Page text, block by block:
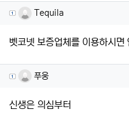
Tequila님의 댓글
Tequila
벳코넷 보증업체를 이용하시면
푸웅님의 댓글
푸웅
신생은 의심부터